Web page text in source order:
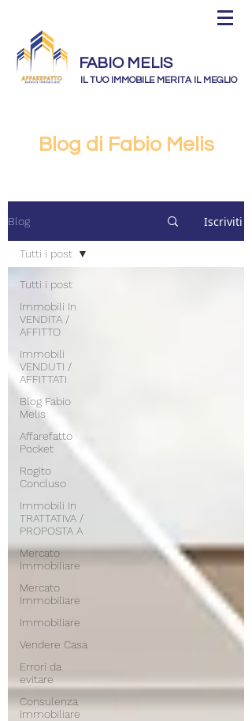
FABIO MELIS
IL TUO IMMOBILE MERITA IL MEGLIO
Blog di Fabio Melis
Blog Iscriviti
Tutti i post
Immobili In
VENDITA /
AFFITTO
Immobili
VENDUTI /
AFFITTATI
Blog Fabio
Melis
Affarefatto
Pocket
Rogito
Concluso
Immobili In
TRATTATIVA /
PROPOSTA A
Mercato
Immobiliare
Mercato
Immobiliare
Immobiliare
Vendere Casa
Errori da
evitare
Consulenza
Immobiliare
Tutti i post